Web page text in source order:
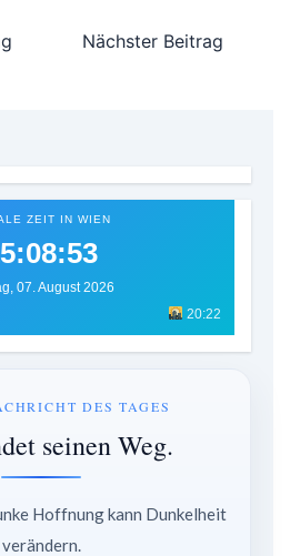
Nächster Beitrag
ZEIT IN WIEN
07. August 2026
20:22
DES TAGES
seinen Weg.
Hoffnung kann Dunkelheit
verändern.